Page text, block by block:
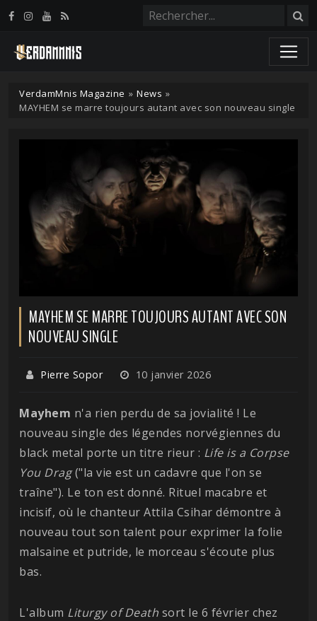
VerdamMnis Magazine » News »
MAYHEM se marre toujours autant avec son nouveau single
MAYHEM SE MARRE TOUJOURS AUTANT AVEC SON
NOUVEAU SINGLE
Pierre Sopor 10 janvier 2026
Mayhem n'a rien perdu de sa jovialité ! Le
nouveau single des légendes norvégiennes du
black metal porte un titre rieur : Life is a Corpse
You Drag("la vie est un cadavre que l'on se
traîne"). Le ton est donné. Rituel macabre et
incisif, où le chanteur Attila Csihar démontre à
nouveau tout son talent pour exprimer la folie
malsaine et putride, le morceau s'écoute plus
bas.
L'album Liturgy of Death sort le 6 février chez
Panneau de gestion des cookies